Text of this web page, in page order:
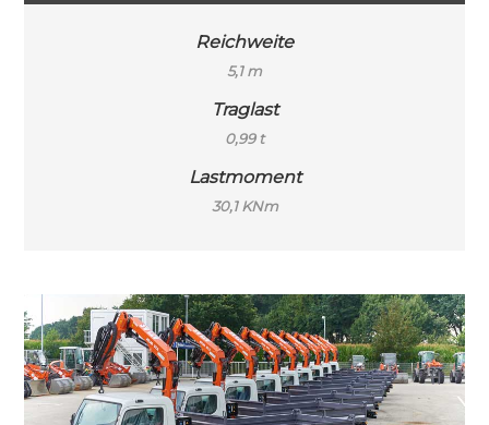
Reichweite
5,1 m
Traglast
0,99 t
Lastmoment
30,1 KNm